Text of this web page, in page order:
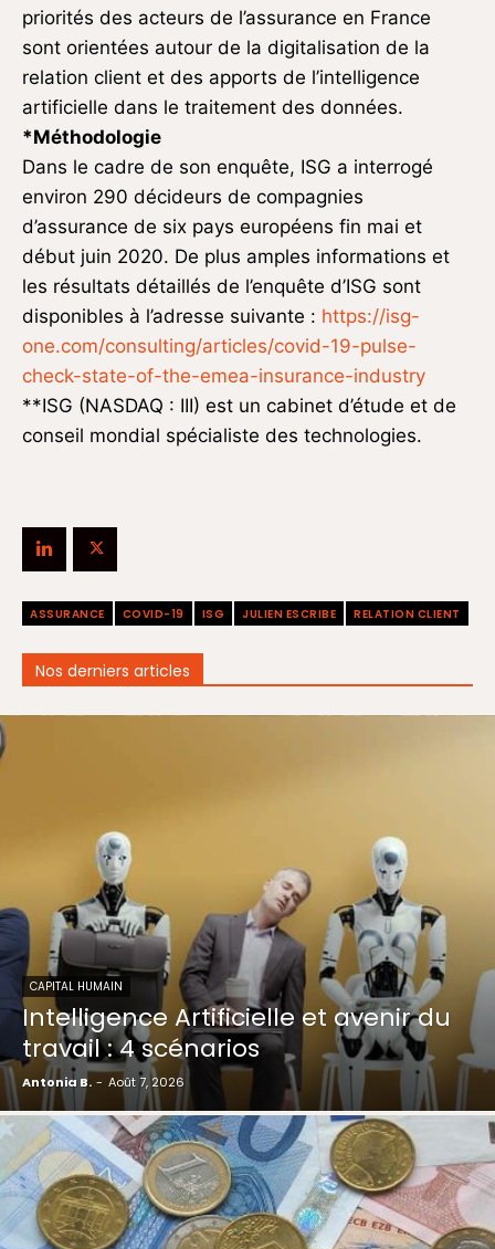
priorités des acteurs de l’assurance en France
sont orientées autour de la digitalisation de la
relation client et des apports de l’intelligence
artificielle dans le traitement des données.
*Méthodologie
Dans le cadre de son enquête, ISG a interrogé
environ 290 décideurs de compagnies
d’assurance de six pays européens fin mai et
début juin 2020. De plus amples informations et
les résultats détaillés de l’enquête d’ISG sont
disponibles à l’adresse suivante : https://isg-
one.com/consulting/articles/covid-19-pulse-
check-state-of-the-emea-insurance-industry
**ISG (NASDAQ : III) est un cabinet d’étude et de
conseil mondial spécialiste des technologies.
ASSURANCE COVID-19 ISG JULIEN ESCRIBE RELATION CLIENT
Nos derniers articles
CAPITAL HUMAIN
Intelligence Artificielle et avenir du
travail : 4 scénarios
Antonia B. - Août 7, 2026